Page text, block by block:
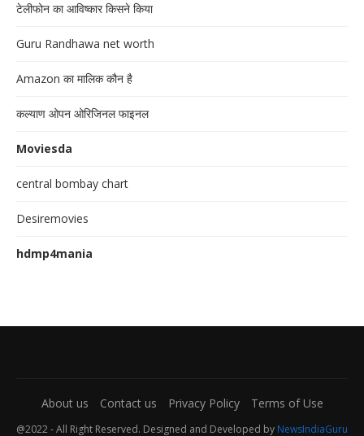
टेलीफोन का आविष्कार किसने किया
Guru Randhawa net worth
Amazon का मालिक कौन है
कल्याण ओपन ओरिजिनल फाइनल
Moviesda
central bombay chart
Desiremovies
hdmp4mania
About us Contact us Privacy Policy Terms of Use
@2022 - All Right Reserved. Designed and Developed by NewsIndiaGuru